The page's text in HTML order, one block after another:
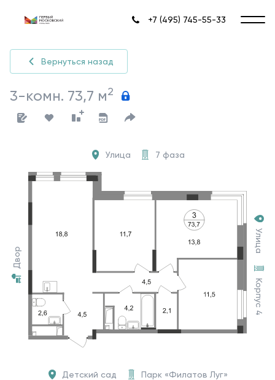
+7 (495) 745-55-33
Вернуться назад
3-комн. 73,7 м2
Двор
Улица
Корпус 4
Детский сад Парк «Филатов Луг»
Улица 7 фаза